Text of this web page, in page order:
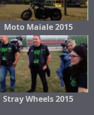
Moto Maiale 2015
Stray Wheels 2015